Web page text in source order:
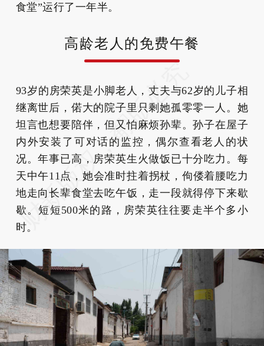
食堂”运行了一年半。
高龄老人的免费午餐
93岁的房荣英是小脚老人，丈夫与62岁的儿子相
继离世后，偌大的院子里只剩她孤零零一人。她
坦言也想要陪伴，但又怕麻烦孙辈。孙子在屋子
内外安装了可对话的监控，偶尔查看老人的状
况。年事已高，房荣英生火做饭已十分吃力。每
天中午11点，她会准时拄着拐杖，佝偻着腰吃力
地走向长辈食堂去吃午饭，走一段就得停下来歇
歇。短短500米的路，房荣英往往要走半个多小
时。